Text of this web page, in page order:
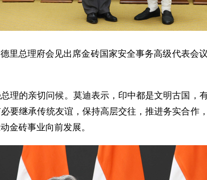
里总理府会见出席金砖国家安全事务高级代表会
理的亲切问候。莫迪表示，印中都是文明古国，
要继承传统友谊，保持高层交往，推进务实合作
金砖事业向前发展。